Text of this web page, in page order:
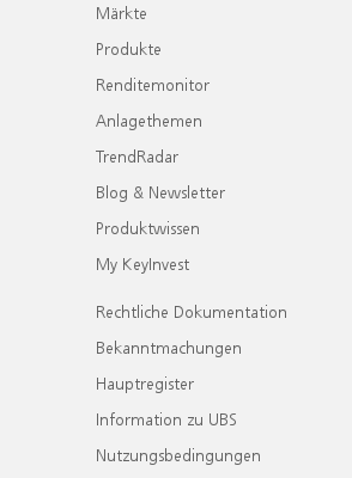
Märkte
Produkte
Renditemonitor
Anlagethemen
TrendRadar
Blog & Newsletter
Produktwissen
My KeyInvest
Rechtliche Dokumentation
Bekanntmachungen
Hauptregister
Information zu UBS
Nutzungsbedingungen